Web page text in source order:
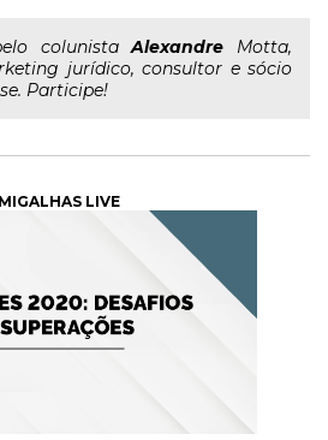
colunistaAlexandre Motta,
jurídico, consultor e sócio
Participe!
MIGALHAS LIVE